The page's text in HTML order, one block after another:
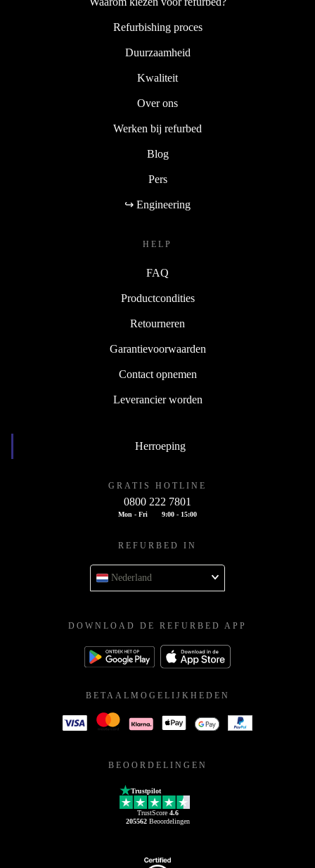
Refurbishing proces
Duurzaamheid
Kwaliteit
Over ons
Werken bij refurbed
Blog
Pers
↪ Engineering
HELP
FAQ
Productcondities
Retourneren
Garantievoorwaarden
Contact opnemen
Leverancier worden
Herroeping
GRATIS HOTLINE
0800 222 7801
Mon - Fri 9:00 - 15:00
REFURBED IN
Nederland
DOWNLOAD DE REFURBED APP
BETAALMOGELIJKHEDEN
BEOORDELINGEN
Trustpilot
TrustScore 4.6
205562Beoordelingen